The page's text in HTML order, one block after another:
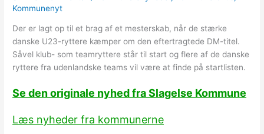
Kommunenyt
Der er lagt op til et brag af et mesterskab, når de stærke
danske U23-ryttere kæmper om den eftertragtede DM-titel.
Såvel klub- som teamryttere står til start og flere af de danske
ryttere fra udenlandske teams vil være at finde på startlisten.
Se den originale nyhed fra Slagelse Kommune
Læs nyheder fra kommunerne